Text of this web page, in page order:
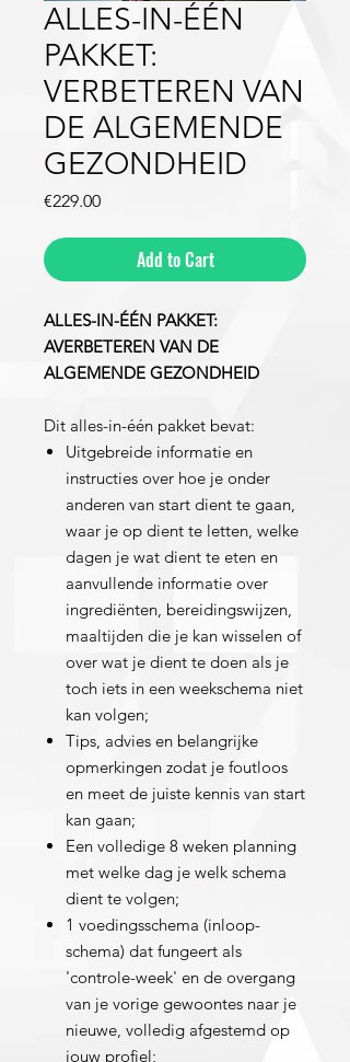
ALLES-IN-ÉÉN
PAKKET:
VERBETEREN VAN
DE ALGEMENDE
GEZONDHEID
€229.00Price
Add to Cart
ALLES-IN-ÉÉN PAKKET:
AVERBETEREN VAN DE
ALGEMENDE GEZONDHEID
Dit alles-in-één pakket bevat:
Uitgebreide informatie en
instructies over hoe je onder
anderen van start dient te gaan,
waar je op dient te letten, welke
dagen je wat dient te eten en
aanvullende informatie over
ingrediënten, bereidingswijzen,
maaltijden die je kan wisselen of
over wat je dient te doen als je
toch iets in een weekschema niet
kan volgen;
Tips, advies en belangrijke
opmerkingen zodat je foutloos
en meet de juiste kennis van start
kan gaan;
Een volledige 8 weken planning
met welke dag je welk schema
dient te volgen;
1 voedingsschema (inloop-
schema) dat fungeert als
'controle-week' en de overgang
van je vorige gewoontes naar je
nieuwe, volledig afgestemd op
jouw profiel;